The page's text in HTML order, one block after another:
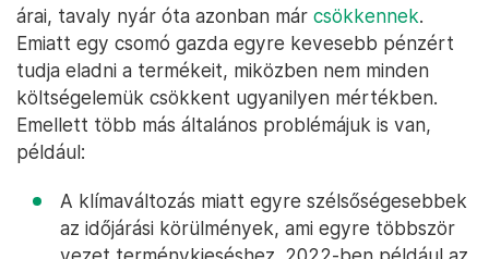
árai, tavaly nyár óta azonban már csökkennek.
Emiatt egy csomó gazda egyre kevesebb pénzért
tudja eladni a termékeit, miközben nem minden
költségelemük csökkent ugyanilyen mértékben.
Emellett több más általános problémájuk is van,
például:
A klímaváltozás miatt egyre szélsőségesebbek
az időjárási körülmények, ami egyre többször